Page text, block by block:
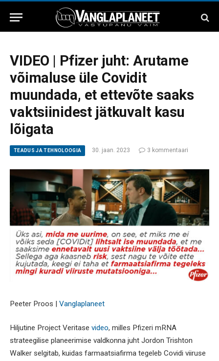
VIDEO | Pfizer juht: Arutame
võimaluse üle Covidit
muundada, et ettevõte saaks
vaktsiinidest jätkuvalt kasu
lõigata
TEADUS JA TEHNOLOOGIA 30. jaan. 2023 3 kommentaari
Peeter Proos | Vanglaplaneet
Hiljutine Project Veritase video, milles Pfizeri mRNA
strateegilise planeerimise valdkonna juht Jordon Trishton
Walker selgitab, kuidas farmaatsiafirma tegeleb Covidi viiruse